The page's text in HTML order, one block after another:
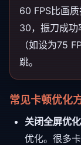
60 FPS比画
30，振刀成功
（如设为75
跳。
常见卡顿优化
关闭全屏优化
优化。很多